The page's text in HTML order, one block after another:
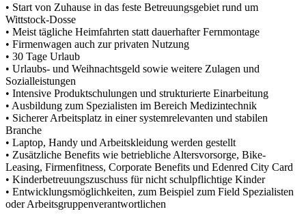
• Start von Zuhause in das feste Betreuungsgebiet rund um
Wittstock-Dosse
• Meist tägliche Heimfahrten statt dauerhafter Fernmontage
• Firmenwagen auch zur privaten Nutzung
• 30 Tage Urlaub
• Urlaubs- und Weihnachtsgeld sowie weitere Zulagen und
Sozialleistungen
• Intensive Produktschulungen und strukturierte Einarbeitung
• Ausbildung zum Spezialisten im Bereich Medizintechnik
• Sicherer Arbeitsplatz in einer systemrelevanten und stabilen
Branche
• Laptop, Handy und Arbeitskleidung werden gestellt
• Zusätzliche Benefits wie betriebliche Altersvorsorge, Bike-
Leasing, Firmenfitness, Corporate Benefits und Edenred City Card
• Kinderbetreuungszuschuss für nicht schulpflichtige Kinder
• Entwicklungsmöglichkeiten, zum Beispiel zum Field Spezialisten
oder Arbeitsgruppenverantwortlichen